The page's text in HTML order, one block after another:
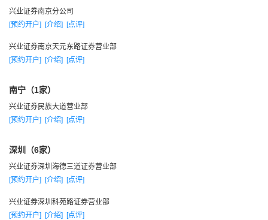
创业的发展目标与思路。
7月，在2000年研发工作会议上进一步明确业务重心向上海
转移的发展思路。
9月，新成立的资产管理部开始运作。
11月，参加“福建省赴美国招聘留学人才工作团”，招聘留学
归国人才。
12月，外聘华信惠悦管理咨询公司，着手重组人力资源体
纪业务实现A股基金交易量1185亿元，比上年增长152%，部均
家分销商，融资额高达26.9亿元，创历史最好水平。
兴业证券南京分公司
[预约开户] [介绍] [点评]
兴业证券南京天元东路证券营业部
[预约开户] [介绍] [点评]
南宁（1家）
兴业证券民族大道营业部
[预约开户] [介绍] [点评]
深圳（6家）
兴业证券深圳海德三道证券营业部
[预约开户] [介绍] [点评]
兴业证券深圳科苑路证券营业部
[预约开户] [介绍] [点评]